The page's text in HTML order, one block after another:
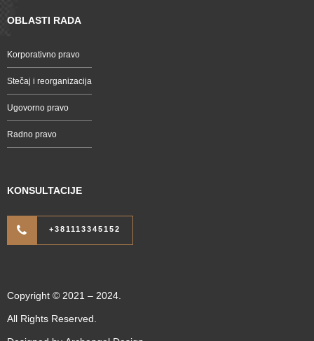
OBLASTI RADA
Korporativno pravo
Stečaj i reorganizacija
Ugovorno pravo
Radno pravo
KONSULTACIJE
+381113345152
Copyright © 2021 – 2024.
All Rights Reserved.